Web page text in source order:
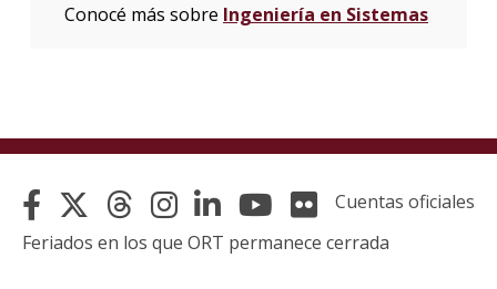
Conocé más sobre Ingeniería en Sistemas
Cuentas oficiales
Feriados en los que ORT permanece cerrada